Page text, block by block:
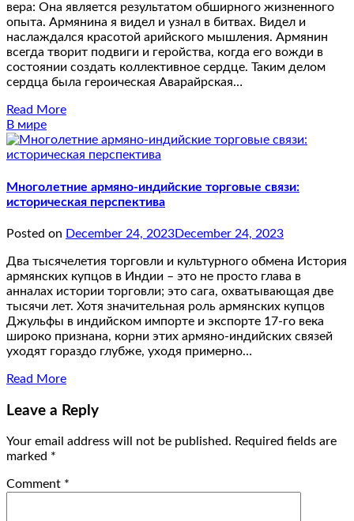
вера: Она является результатом обширного жизненного
опыта. Армянина я видел и узнал в битвах. Видел и
наслаждался красотой арийского мышления. Армянин
всегда творит подвиги и геройства, когда его вожди в
состоянии создать коллективное сердце. Таким делом
сердца была героическая Аварайрская…
Read More
В мире
Многолетние армяно-индийские торговые связи:
историческая перспектива
Posted on December 24, 2023December 24, 2023
Два тысячелетия торговли и культурного обмена История
армянских купцов в Индии – это не просто глава в
анналах истории торговли; это сага, охватывающая две
тысячи лет. Хотя значительная роль армянских купцов
Джульфы в индийском импорте и экспорте 17-го века
широко признана, корни этих армяно-индийских связей
уходят гораздо глубже, уходя примерно…
Read More
Leave a Reply
Your email address will not be published. Required fields are
marked *
Comment *